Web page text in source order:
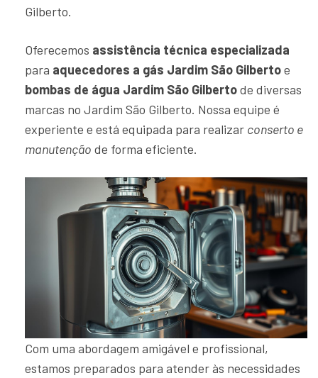
Gilberto.
Oferecemos assistência técnica especializada
para aquecedores a gás Jardim São Gilbertoe
bombas de água Jardim São Gilbertode diversas
marcas no Jardim São Gilberto. Nossa equipe é
experiente e está equipada para realizar conserto e
manutenção de forma eficiente.
Com uma abordagem amigável e profissional,
estamos preparados para atender às necessidades